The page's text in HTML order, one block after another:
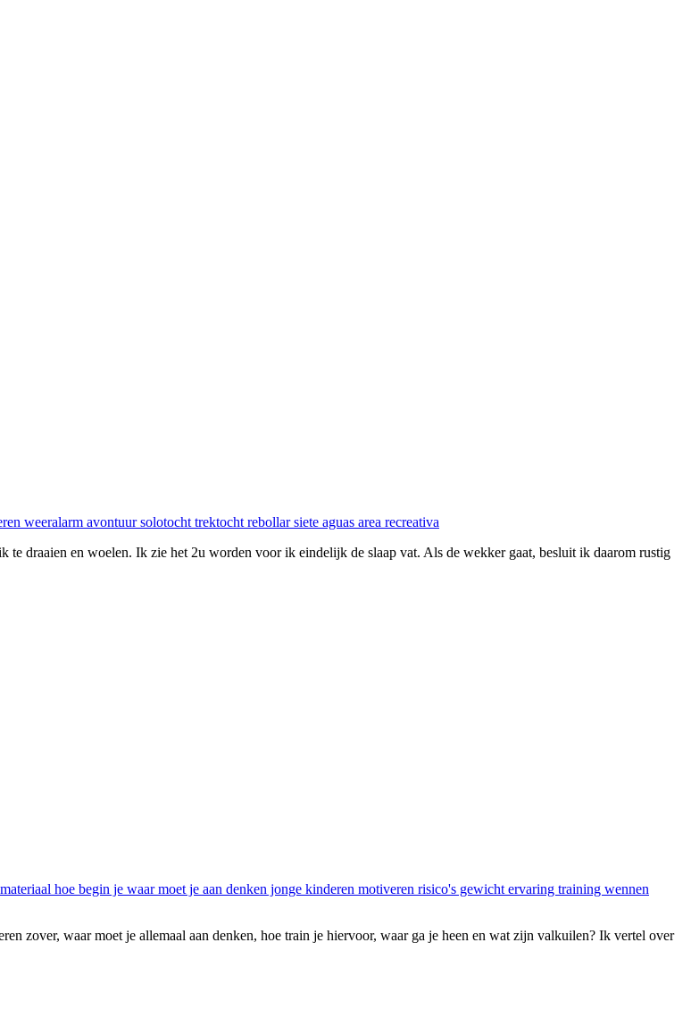
draaien en woelen. Ik zie het 2u worden voor ik eindelijk de slaap vat. Als de wekker gaat, besluit ik daarom rustig
zover, waar moet je allemaal aan denken, hoe train je hiervoor, waar ga je heen en wat zijn valkuilen? Ik vertel over